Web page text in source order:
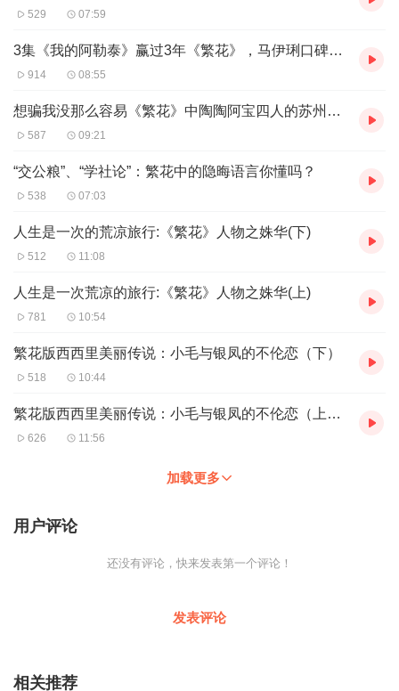
529 07:59
3集《我的阿勒泰》赢过3年《繁花》，马伊琍口碑一夜大涨
914 08:55
想骗我没那么容易《繁花》中陶陶阿宝四人的苏州之行
587 09:21
“交公粮”、“学社论”：繁花中的隐晦语言你懂吗？
538 07:03
人生是一次的荒凉旅行:《繁花》人物之姝华(下)
512 11:08
人生是一次荒凉的旅行:《繁花》人物之姝华(上)
781 10:54
繁花版西西里美丽传说：小毛与银凤的不伦恋（下）
518 10:44
繁花版西西里美丽传说：小毛与银凤的不伦恋（上）新专辑上架多支持
626 11:56
加载更多
用户评论
还没有评论，快来发表第一个评论！
发表评论
相关推荐